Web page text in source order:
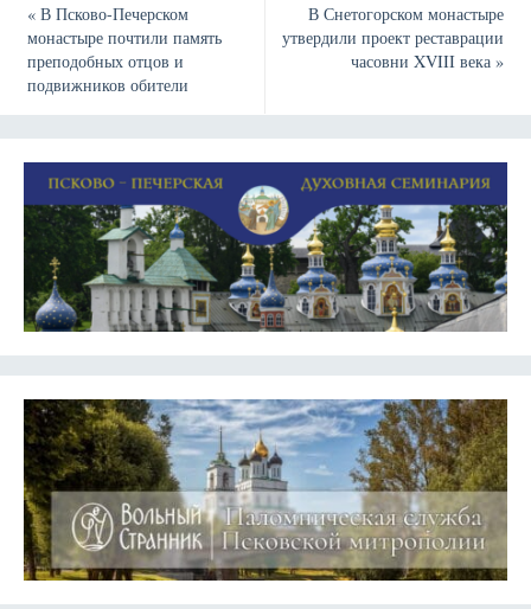
«В Псково-Печерском
монастыре почтили память
преподобных отцов и
подвижников обители
В Снетогорском монастыре
утвердили проект реставрации
часовни XVIII века»